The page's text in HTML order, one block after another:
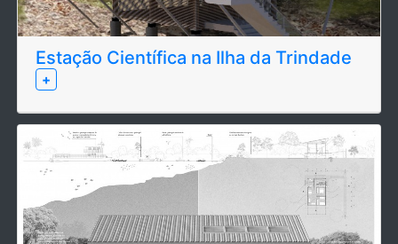
Estação Científica na Ilha da Trindade
+